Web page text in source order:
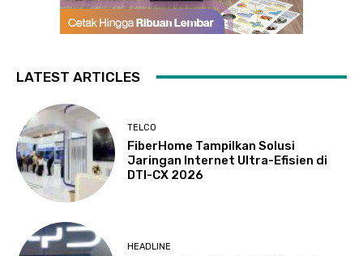
LATEST ARTICLES
TELCO
FiberHome Tampilkan Solusi
Jaringan Internet Ultra-Efisien di
DTI-CX 2026
HEADLINE